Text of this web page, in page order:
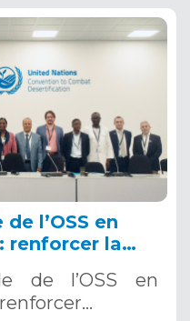
l’OSS en
renforcer la
2024
de l’OSS en